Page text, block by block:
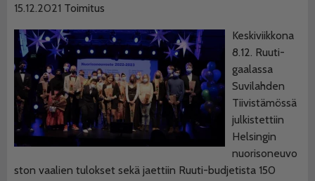
15.12.2021 Toimitus
Keskiviikkona
8.12. Ruuti-
gaalassa
Suvilahden
Tiivistämössä
julkistettiin
Helsingin
nuorisoneuvo
ston vaalien tulokset sekä jaettiin Ruuti-budjetista 150